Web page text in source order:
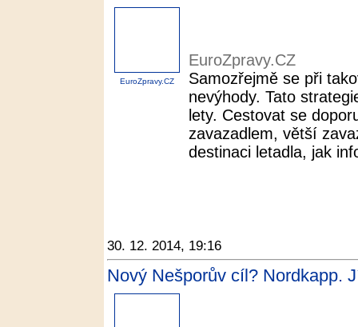
EuroZpravy.CZ
EuroZpravy.CZ
Samozřejmě se při
nevýhody. Tato
lety. Cestovat se
zavazadlem, větší
destinaci letadla, jak
30. 12. 2014, 19:16
Nový Nešporův cíl? Nordkapp.